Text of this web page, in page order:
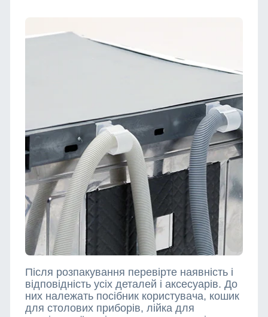
Після розпакування перевірте наявність і
відповідність усіх деталей і аксесуарів. До
них належать посібник користувача, кошик
для столових приборів, лійка для